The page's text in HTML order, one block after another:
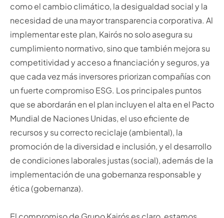
como el cambio climático, la desigualdad social y la
necesidad de una mayor transparencia corporativa. Al
implementar este plan, Kairós no solo asegura su
cumplimiento normativo, sino que también mejora su
competitividad y acceso a financiación y seguros, ya
que cada vez más inversores priorizan compañías con
un fuerte compromiso ESG. Los principales puntos
que se abordarán en el plan incluyen el alta en el Pacto
Mundial de Naciones Unidas, el uso eficiente de
recursos y su correcto reciclaje (ambiental), la
promoción de la diversidad e inclusión, y el desarrollo
de condiciones laborales justas (social), además de la
implementación de una gobernanza responsable y
ética (gobernanza).